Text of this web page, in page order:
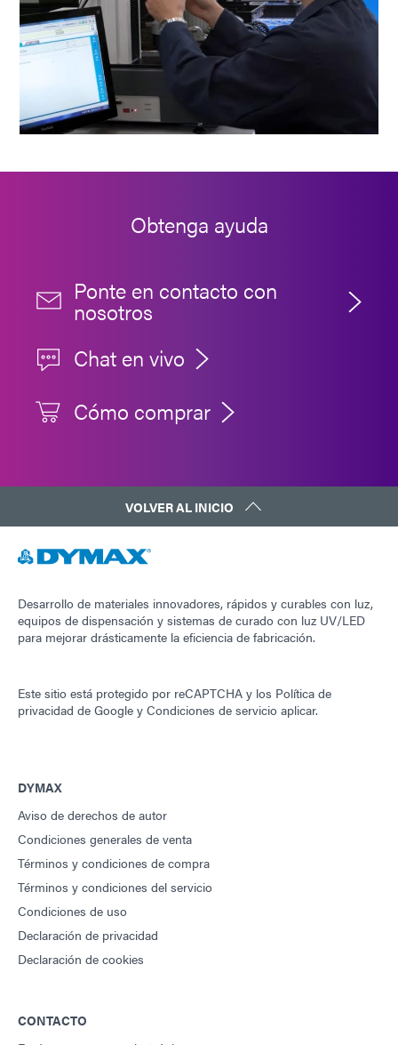
Obtenga ayuda
Ponte en contacto con
nosotros
Chat en vivo
Cómo comprar
VOLVER AL INICIO
Desarrollo de materiales innovadores, rápidos y curables con luz,
equipos de dispensación y sistemas de curado con luz UV/LED
para mejorar drásticamente la eficiencia de fabricación.
Este sitio está protegido por reCAPTCHA y los Política de
privacidad de Google y Condiciones de servicio aplicar.
DYMAX
Aviso de derechos de autor
Condiciones generales de venta
Términos y condiciones de compra
Términos y condiciones del servicio
Condiciones de uso
Declaración de privacidad
Declaración de cookies
CONTACTO